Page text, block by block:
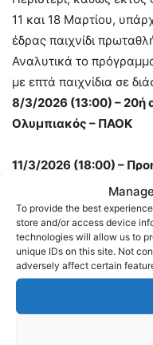
To provide the best
store and/or access device
technologies will allow us to
unique IDs on this site. Not
adversely affect certain
11 και 18 Μαρτίου,
έδρας παιχνίδι
Αναλυτικά το
με επτά παιχνίδια σε
8/3/2026 (13:00) – 20ή
Ολυμπιακός – ΠΑΟΚ
11/3/2026 (18:00) –
ΠΑΟΚ – Περιστέρι
14/3/2026 (18:15) – 21η
ΠΑΟΚ – Άρης Betsson
18/3/2026 (19:30) –
Περιστέρι Βetsson –